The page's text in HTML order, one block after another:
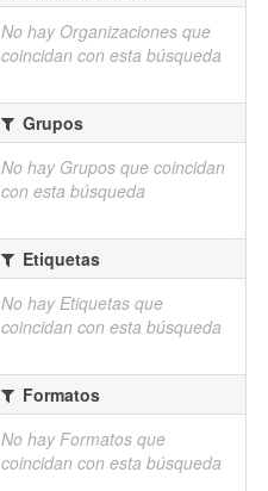
No hay Organizaciones que
coincidan con esta búsqueda
Grupos
No hay Grupos que coincidan
con esta búsqueda
Etiquetas
No hay Etiquetas que
coincidan con esta búsqueda
Formatos
No hay Formatos que
coincidan con esta búsqueda